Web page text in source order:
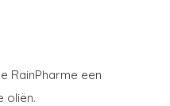
RainPharme een
oliën.